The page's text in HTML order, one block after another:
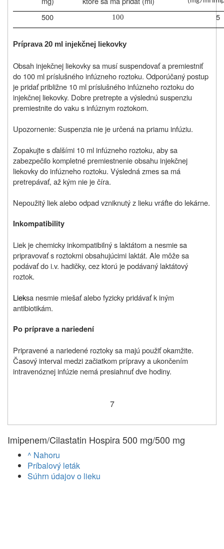
500 100 5
Príprava 20 ml injekčnej liekovky
Obsah injekčnej liekovky sa musí suspendovať a premiestniť
do 100 ml príslušného infúzneho roztoku. Odporúčaný postup
je pridať približne 10 ml príslušného infúzneho roztoku do
injekčnej liekovky. Dobre pretrepte a výslednú suspenziu
premiestnite do vaku s infúznym roztokom.
Upozornenie: Suspenzia nie je určená na priamu infúziu.
Zopakujte s ďalšími 10 ml infúzneho roztoku, aby sa
zabezpečilo kompletné premiestnenie obsahu injekčnej
liekovky do infúzneho roztoku. Výsledná zmes sa má
pretrepávať, až kým nie je číra.
Nepoužitý liek alebo odpad vzniknutý z lieku vráťte do lekárne.
Inkompatibility
Liek je chemicky inkompatibilný s laktátom a nesmie sa
pripravovať s roztokmi obsahujúcimi laktát. Ale môže sa
podávať do i.v. hadičky, cez ktorú je podávaný laktátový
roztok.
Lieksa nesmie miešať alebo fyzicky pridávať k iným
antibiotikám.
Po príprave a nariedení
Pripravené a nariedené roztoky sa majú použiť okamžite.
Časový interval medzi začiatkom prípravy a ukončením
intravenóznej infúzie nemá presiahnuť dve hodiny.
7
Imipenem/Cilastatin Hospira 500 mg/500 mg
^ Nahoru
Príbalový leták
Súhrn údajov o lieku